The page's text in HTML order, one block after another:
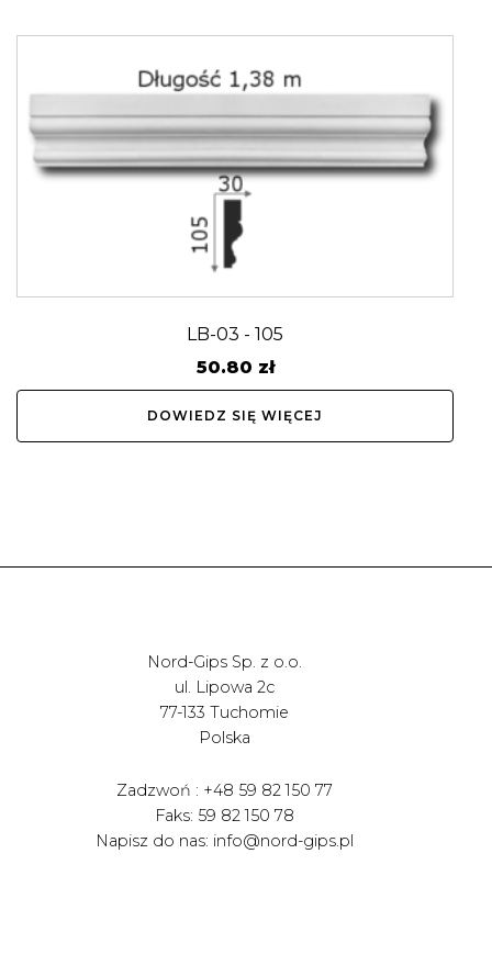
LB-03 - 105
50.80 zł
DOWIEDZ SIĘ WIĘCEJ
Nord-Gips Sp. z o.o.
ul. Lipowa 2c
77-133 Tuchomie
Polska
Zadzwoń : +48 59 82 150 77
Faks: 59 82 150 78
Napisz do nas: info@nord-gips.pl